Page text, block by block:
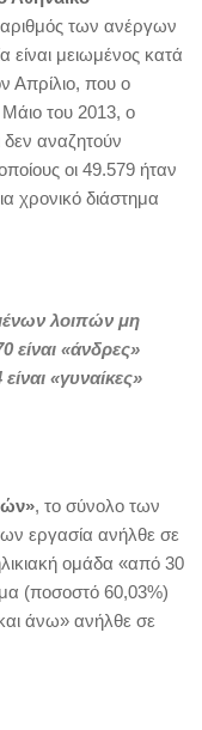
των ανέργων
μειωμένος κατά
Απρίλιο, που ο
του 2013, ο
αναζητούν
οι 49.579 ήταν
χρονικό διάστημα
λοιπών μη
είναι «άνδρες»
«γυναίκες»
, το σύνολο των
εργασία ανήλθε σε
ομάδα «από 30
(ποσοστό 60,03%)
άνω» ανήλθε σε